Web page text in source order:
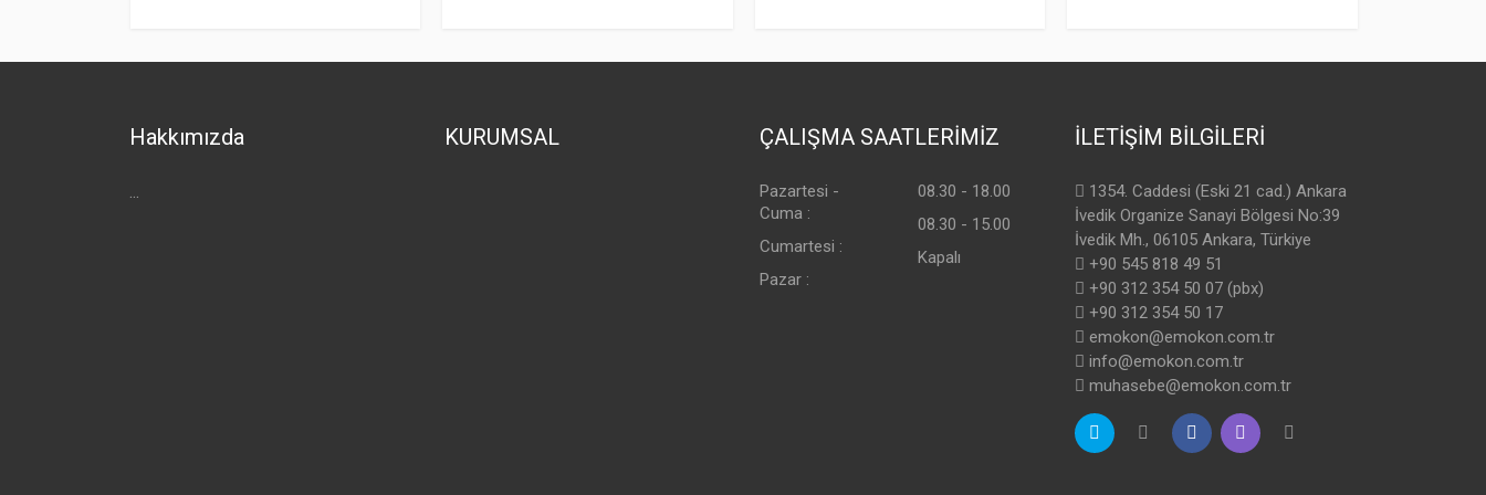
Hakkımızda
...
KURUMSAL ÇALIŞMA SAATLERİMİZ
Pazartesi -
Cuma :
Cumartesi :
Pazar :
08.30 - 18.00
08.30 - 15.00
Kapalı
İLETİŞİM BİLGİLERİ
1354. Caddesi (Eski 21 cad.) Ankara
İvedik Organize Sanayi Bölgesi No:39
İvedik Mh., 06105 Ankara, Türkiye
+90 545 818 49 51
+90 312 354 50 07 (pbx)
+90 312 354 50 17
emokon@emokon.com.tr
info@emokon.com.tr
muhasebe@emokon.com.tr